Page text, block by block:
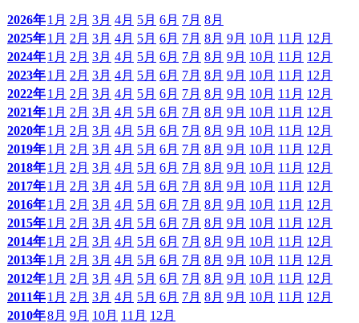
2026年1月 2月 3月 4月 5月 6月 7月 8月
2025年1月 2月 3月 4月 5月 6月 7月 8月 9月 10月 11月 12月
2024年1月 2月 3月 4月 5月 6月 7月 8月 9月 10月 11月 12月
2023年1月 2月 3月 4月 5月 6月 7月 8月 9月 10月 11月 12月
2022年1月 2月 3月 4月 5月 6月 7月 8月 9月 10月 11月 12月
2021年1月 2月 3月 4月 5月 6月 7月 8月 9月 10月 11月 12月
2020年1月 2月 3月 4月 5月 6月 7月 8月 9月 10月 11月 12月
2019年1月 2月 3月 4月 5月 6月 7月 8月 9月 10月 11月 12月
2018年1月 2月 3月 4月 5月 6月 7月 8月 9月 10月 11月 12月
2017年1月 2月 3月 4月 5月 6月 7月 8月 9月 10月 11月 12月
2016年1月 2月 3月 4月 5月 6月 7月 8月 9月 10月 11月 12月
2015年1月 2月 3月 4月 5月 6月 7月 8月 9月 10月 11月 12月
2014年1月 2月 3月 4月 5月 6月 7月 8月 9月 10月 11月 12月
2013年1月 2月 3月 4月 5月 6月 7月 8月 9月 10月 11月 12月
2012年1月 2月 3月 4月 5月 6月 7月 8月 9月 10月 11月 12月
2011年1月 2月 3月 4月 5月 6月 7月 8月 9月 10月 11月 12月
2010年8月 9月 10月 11月 12月